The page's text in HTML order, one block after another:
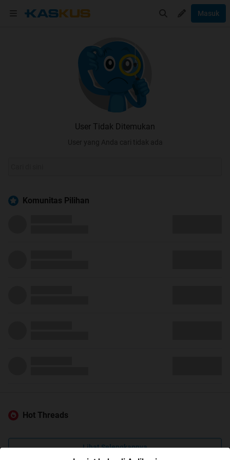
Masuk
User Tidak Ditemukan
User yang Anda cari tidak ada
Komunitas Pilihan
Hot Threads
Lihat Selengkapnya